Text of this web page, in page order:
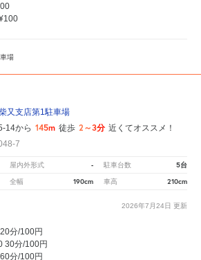
場
又支店第1駐車場
14から 145m 徒歩 2～3分 近くてオススメ！
7
屋内外形式 - 駐車台数 5台
全幅 190cm 車高 210cm
2026年7月24日 更新
分/100円
30分/100円
分/100円